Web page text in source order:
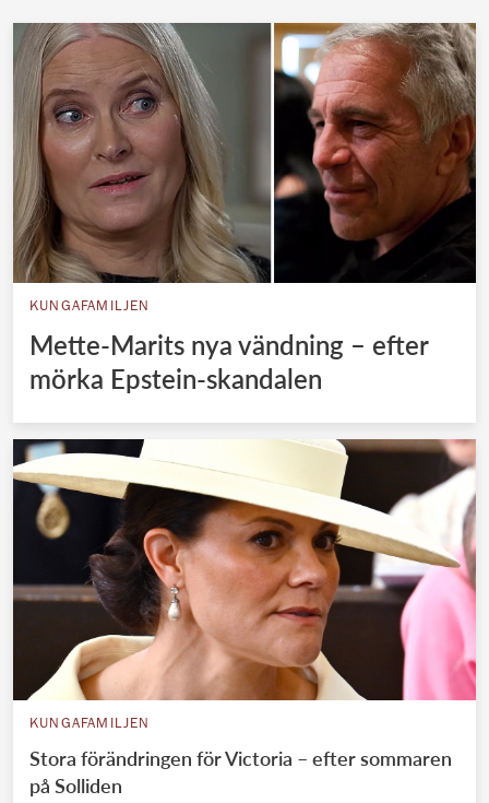
KUNGAFAMILJEN
Mette-Marits nya vändning – efter
mörka Epstein-skandalen
KUNGAFAMILJEN
Stora förändringen för Victoria – efter sommaren
på Solliden